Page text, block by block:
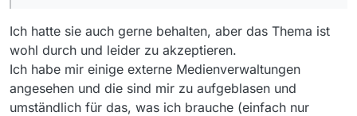
Ich hatte sie auch gerne behalten, aber das Thema ist
wohl durch und leider zu akzeptieren.
Ich habe mir einige externe Medienverwaltungen
angesehen und die sind mir zu aufgeblasen und
umständlich für das, was ich brauche (einfach nur